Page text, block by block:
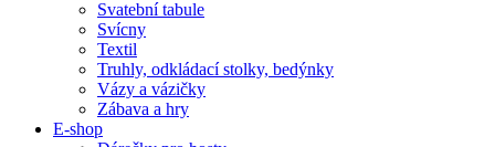
Svatební tabule
Svícny
Textil
Truhly, odkládací stolky, bedýnky
Vázy a vázičky
Zábava a hry
E-shop